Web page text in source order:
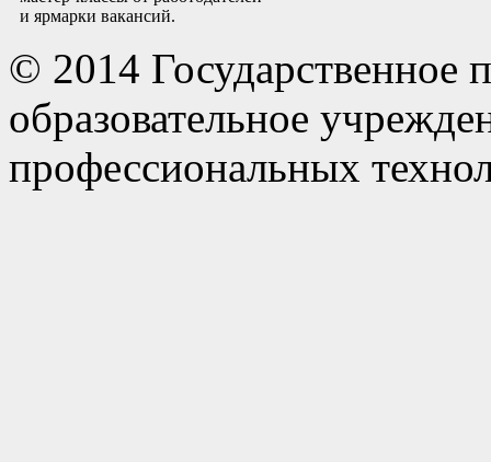
и ярмарки вакансий.
© 2014 Государственное
образовательное
профессиональных